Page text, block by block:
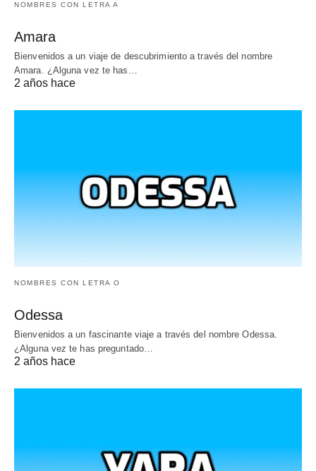
NOMBRES CON LETRA A
Amara
Bienvenidos a un viaje de descubrimiento a través del nombre
Amara. ¿Alguna vez te has…
2 años hace
NOMBRES CON LETRA O
Odessa
Bienvenidos a un fascinante viaje a través del nombre Odessa.
¿Alguna vez te has preguntado…
2 años hace